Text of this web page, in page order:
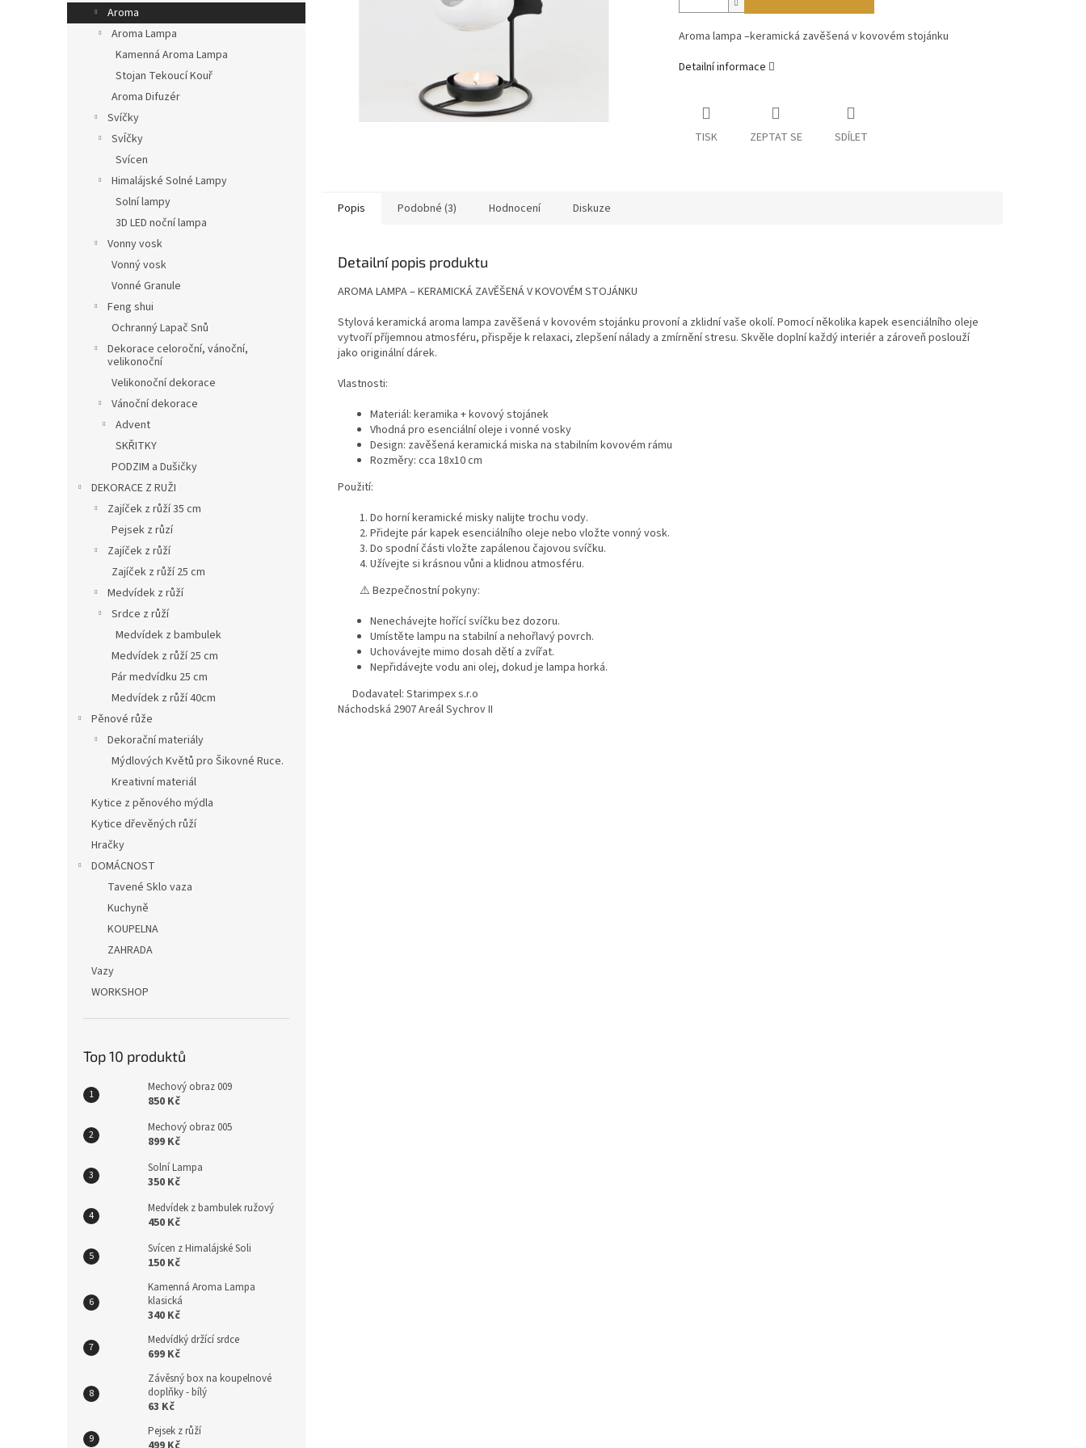
n
e
Aroma
Aroma Lampa
Kamenná Aroma Lampa
Stojan Tekoucí Kouř
Aroma Difuzér
Svíčky
SvÍčky
Svícen
Himalájské Solné Lampy
Solní lampy
3D LED noční lampa
Vonny vosk
Vonný vosk
Vonné Granule
Feng shui
Ochranný Lapač Snů
Dekorace celoroční, vánoční,
velikonoční
Velikonoční dekorace
Vánoční dekorace
Advent
SKŘITKY
PODZIM a Dušičky
DEKORACE Z RUŽI
Zajíček z růží 35 cm
Pejsek z růzí
Zajíček z růží
Zajíček z růží 25 cm
Medvídek z růží
Srdce z růží
Medvídek z bambulek
Medvídek z růží 25 cm
Pár medvídku 25 cm
Medvídek z růží 40cm
Pěnové růže
Dekorační materiály
Mýdlových Květů pro Šikovné Ruce.
Kreativní materiál
Kytice z pěnového mýdla
Kytice dřevěných růží
Hračky
DOMÁCNOST
Tavené Sklo vaza
Kuchyně
KOUPELNA
ZAHRADA
Vazy
WORKSHOP
Top 10 produktů
Mechový obraz 009
850 Kč
Mechový obraz 005
899 Kč
Solní Lampa
350 Kč
Medvídek z bambulek ružový
450 Kč
Svícen z Himalájské Soli
150 Kč
Kamenná Aroma Lampa
klasická
340 Kč
Medvídký držící srdce
699 Kč
Závěsný box na koupelnové
doplňky - bílý
63 Kč
Pejsek z růží
Aroma lampa –keramická zavěšená v kovovém stojánku
Detailní informace
TISK ZEPTAT SE SDÍLET
Popis Podobné (3) Hodnocení Diskuze
Detailní popis produktu
AROMA LAMPA – KERAMICKÁ ZAVĚŠENÁ V KOVOVÉM STOJÁNKU
Stylová keramická aroma lampa zavěšená v kovovém stojánku provoní a zklidní vaše okolí. Pomocí několika kapek esenciálního oleje
vytvoří příjemnou atmosféru, přispěje k relaxaci, zlepšení nálady a zmírnění stresu. Skvěle doplní každý interiér a zároveň poslouží
jako originální dárek.
Vlastnosti:
Materiál: keramika + kovový stojánek
Vhodná pro esenciální oleje i vonné vosky
Design: zavěšená keramická miska na stabilním kovovém rámu
Rozměry: cca 18x10 cm
Použití:
Do horní keramické misky nalijte trochu vody.
Přidejte pár kapek esenciálního oleje nebo vložte vonný vosk.
Do spodní části vložte zapálenou čajovou svíčku.
Užívejte si krásnou vůni a klidnou atmosféru.
⚠️ Bezpečnostní pokyny:
Nenechávejte hořící svíčku bez dozoru.
Umístěte lampu na stabilní a nehořlavý povrch.
Uchovávejte mimo dosah dětí a zvířat.
Nepřidávejte vodu ani olej, dokud je lampa horká.
Dodavatel: Starimpex s.r.o
Náchodská 2907 Areál Sychrov II